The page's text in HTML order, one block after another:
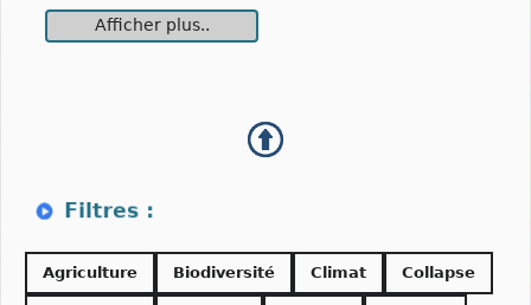
Afficher plus..
Agriculture Biodiversité Climat Collapse